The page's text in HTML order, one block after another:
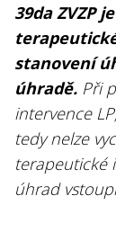
39da ZVZP
stanovení
úhradě. Při
intervence
tedy nelze
terapeutické
úhrad